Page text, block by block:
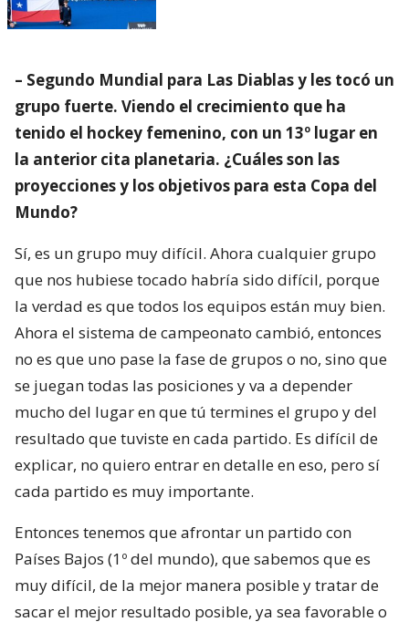
– Segundo Mundial para Las Diablas y les tocó un
grupo fuerte. Viendo el crecimiento que ha
tenido el hockey femenino, con un 13º lugar en
la anterior cita planetaria. ¿Cuáles son las
proyecciones y los objetivos para esta Copa del
Mundo?
Sí, es un grupo muy difícil. Ahora cualquier grupo
que nos hubiese tocado habría sido difícil, porque
la verdad es que todos los equipos están muy bien.
Ahora el sistema de campeonato cambió, entonces
no es que uno pase la fase de grupos o no, sino que
se juegan todas las posiciones y va a depender
mucho del lugar en que tú termines el grupo y del
resultado que tuviste en cada partido. Es difícil de
explicar, no quiero entrar en detalle en eso, pero sí
cada partido es muy importante.
Entonces tenemos que afrontar un partido con
Países Bajos (1º del mundo), que sabemos que es
muy difícil, de la mejor manera posible y tratar de
sacar el mejor resultado posible, ya sea favorable o